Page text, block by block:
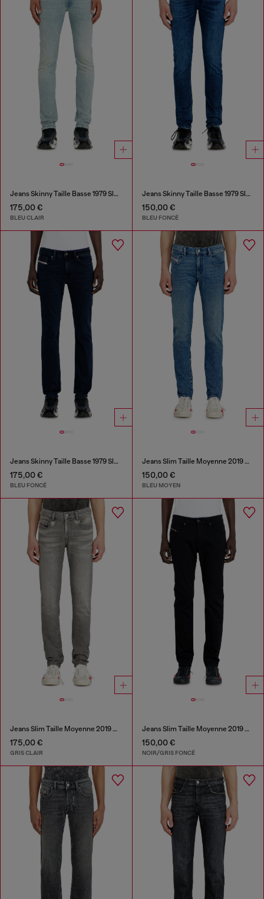
Jeans Skinny Taille Basse 1979 Sleenker
175,00 €
BLEU CLAIR
Jeans Skinny Taille Basse 1979 Sleenker
150,00 €
BLEU FONCÉ
Jeans Skinny Taille Basse 1979 Sleenker
175,00 €
BLEU FONCÉ
Jeans Slim Taille Moyenne 2019 D-Strukt
150,00 €
BLEU MOYEN
Jeans Slim Taille Moyenne 2019 D-Strukt
175,00 €
GRIS CLAIR
Jeans Slim Taille Moyenne 2019 D-Strukt
150,00 €
NOIR/GRIS FONCÉ